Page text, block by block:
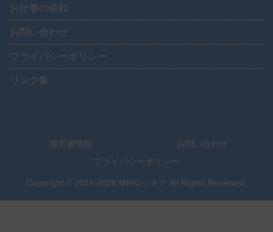
お仕事の依頼
お問い合わせ
プライバシーポリシー
リンク集
運営者情報
お問い合わせ
プライバシーポリシー
Copyright © 2014-2026 MIHOシネマ All Rights Reserved.